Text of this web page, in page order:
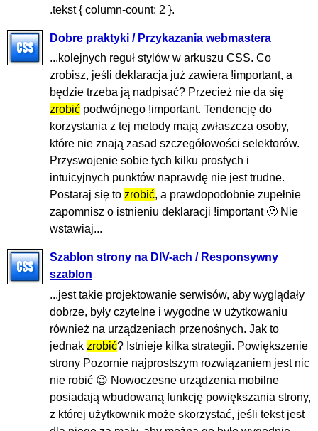
.tekst { column-count: 2 }.
Dobre praktyki / Przykazania webmastera
...kolejnych reguł stylów w arkuszu CSS. Co
zrobisz, jeśli deklaracja już zawiera !important, a
będzie trzeba ją nadpisać? Przecież nie da się
zrobić podwójnego !important. Tendencję do
korzystania z tej metody mają zwłaszcza osoby,
które nie znają zasad szczegółowości selektorów.
Przyswojenie sobie tych kilku prostych i
intuicyjnych punktów naprawdę nie jest trudne.
Postaraj się to zrobić, a prawdopodobnie zupełnie
zapomnisz o istnieniu deklaracji !important 🙂 Nie
wstawiaj...
Szablon strony na DIV-ach / Responsywny
szablon
...jest takie projektowanie serwisów, aby wyglądały
dobrze, były czytelne i wygodne w użytkowaniu
również na urządzeniach przenośnych. Jak to
jednak zrobić? Istnieje kilka strategii. Powiększenie
strony Pozornie najprostszym rozwiązaniem jest nic
nie robić 😉 Nowoczesne urządzenia mobilne
posiadają wbudowaną funkcję powiększania strony,
z której użytkownik może skorzystać, jeśli tekst jest